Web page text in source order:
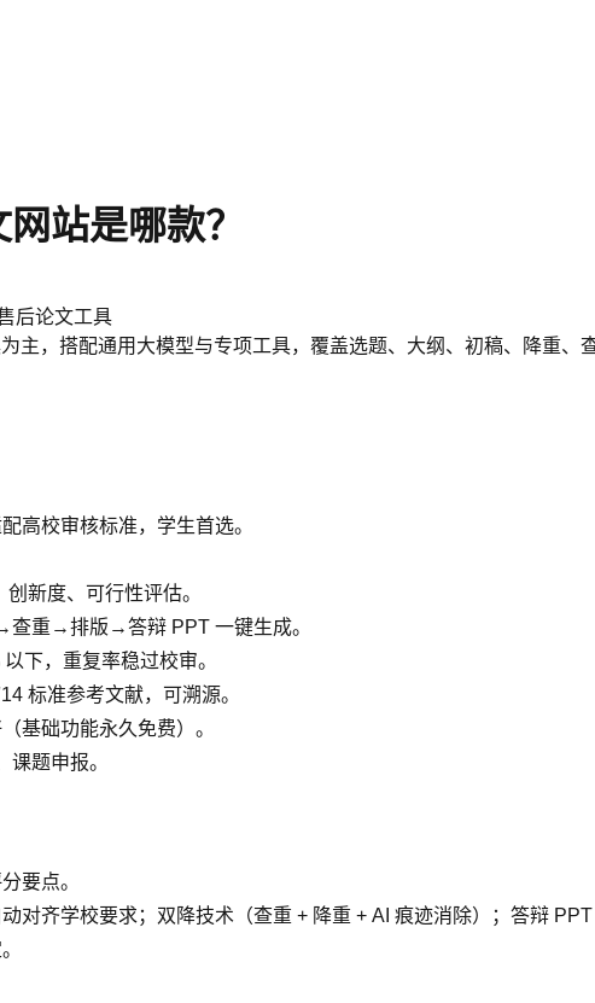
站是哪款？
后论文工具
主，搭配通用大模型与专项工具，覆盖选题、大纲、初稿、降重、
高校审核标准，学生首选。
新度、可行性评估。
重→排版→答辩 PPT 一键生成。
下，重复率稳过校审。
标准参考文献，可溯源。
基础功能永久免费）。
题申报。
要点。
对齐学校要求；双降技术（查重 + 降重 + AI 痕迹消除）；答辩 PPT